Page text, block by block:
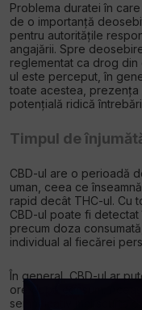
Problema duratei în
de o importanță
pentru autoritățile
angajării. Spre
reglementat ca drog
ul este perceput, în
toate acestea, prezența
potențială ridică
Timpul de
CBD-ul are o perioadă
uman, ceea ce
rapid decât THC-ul. Cu
CBD-ul poate fi detectat
precum doza
individual al fiecărei
În general, CBD-ul ar
ore după consum.
semnificativ mai scurtă